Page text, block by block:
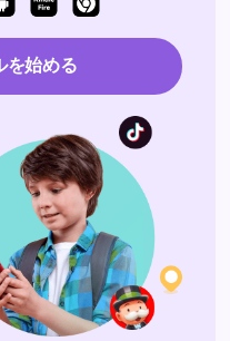
ログイン
を始める